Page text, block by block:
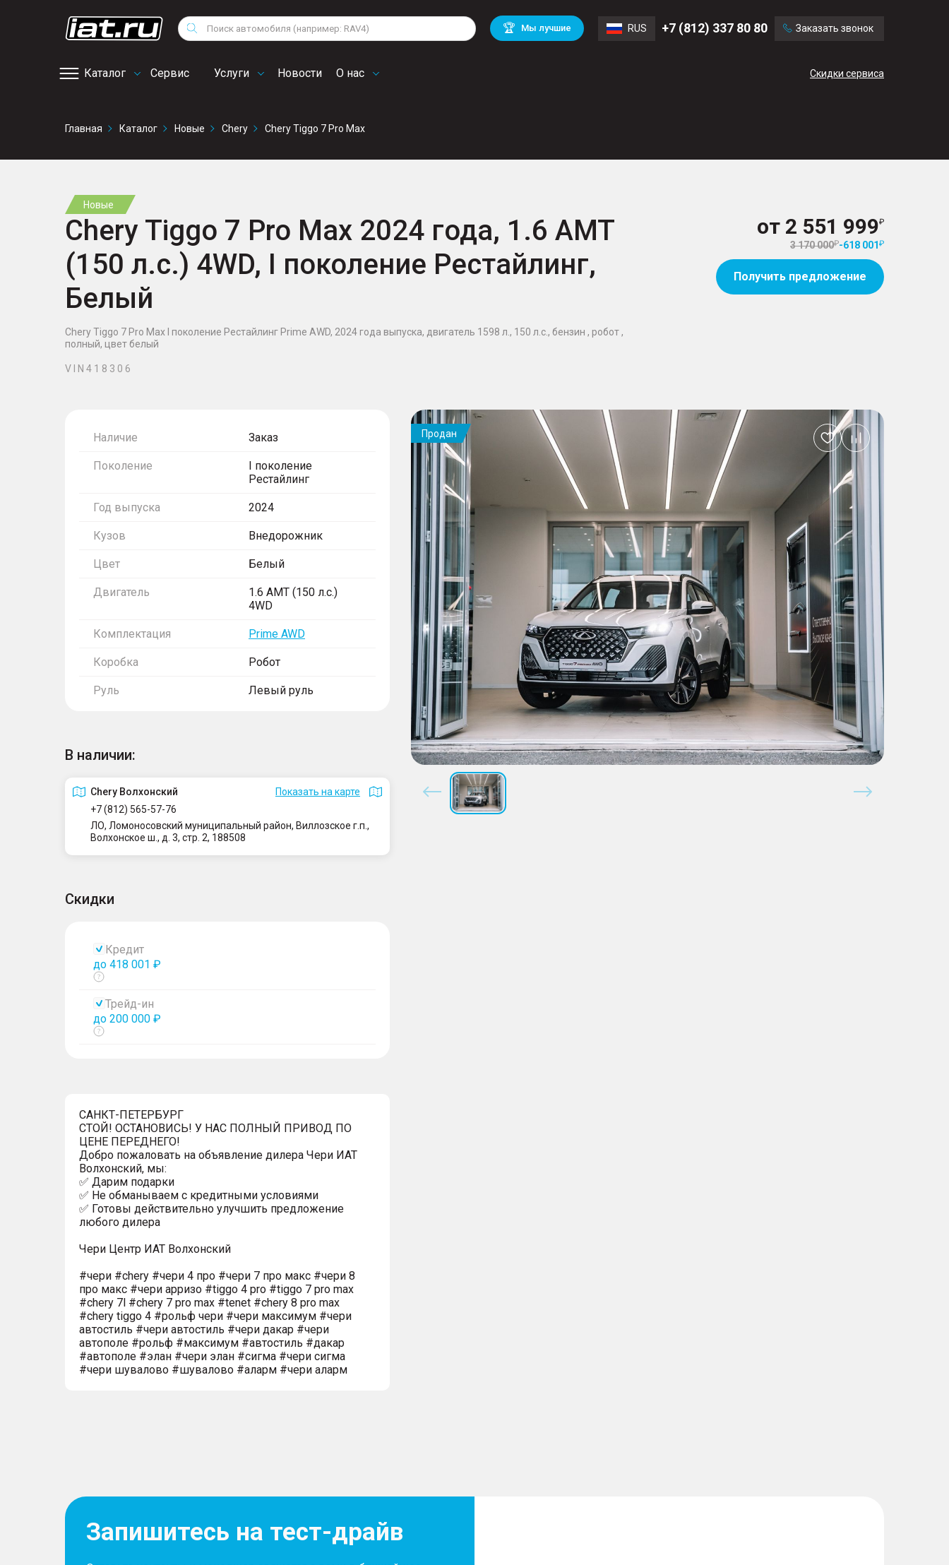
Поиск 🏆 Мы лучшие RUS +7 (812) 337 80 80 Заказать звонок
Каталог Сервис
сервис
Услуги Новости О нас Скидки сервиса
Снегоходы
Квадроциклы
Volkswagen
Mitsubishi BMW
Audi
Mercedes Benz Volvo
Главная Каталог Новые Chery Chery Tiggo 7 Pro Max
Новые
Chery Tiggo 7 Pro Max 2024 года, 1.6 AMT
(150 л.с.) 4WD, I поколение Рестайлинг,
Белый
Chery Tiggo 7 Pro Max I поколение Рестайлинг Prime AWD, 2024 года выпуска, двигатель 1598 л., 150 л.с., бензин , робот ,
полный, цвет белый
V I N 4 1 8 3 0 6
от 2 551 999
3 170 000 -618 001
Получить предложение
Наличие Заказ
Поколение
I поколение
Рестайлинг
Год выпуска 2024
Кузов Внедорожник
Цвет Белый
Двигатель
1.6 AMT (150 л.с.)
4WD
Комплектация Prime AWD
Коробка Робот
Руль Левый руль
В наличии:
Сhery Волхонский
Показать на карте
+7 (812) 565-57-76
ЛО, Ломоносовский муниципальный район, Виллозское г.п.,
Волхонское ш., д. 3, стр. 2, 188508
Скидки
Кредит
до 418 001 ₽
Показать
Трейд-ин
до 200 000 ₽
Показать
САНКТ-ПЕТЕРБУРГ
СТОЙ! ОСТАНОВИСЬ! У НАС ПОЛНЫЙ ПРИВОД ПО
ЦЕНЕ ПЕРЕДНЕГО!
Добро пожаловать на объявление дилера Чери ИАТ
Волхонский, мы:
✅ Дарим подарки
✅ Не обманываем с кредитными условиями
✅ Готовы действительно улучшить предложение
любого дилера
Чери Центр ИАТ Волхонский
#чери #chery #чери 4 про #чери 7 про макс #чери 8
про макс #чери арризо #tiggo 4 pro #tiggo 7 pro max
#chery 7l #chery 7 pro max #tenet #chery 8 pro max
#chery tiggo 4 #рольф чери #чери максимум #чери
автостиль #чери автостиль #чери дакар #чери
автополе #рольф #максимум #автостиль #дакар
#автополе #элан #чери элан #сигма #чери сигма
#чери шувалово #шувалово #аларм #чери аларм
Продан
Добавить
в
избранное
Запишитесь на тест-драйв